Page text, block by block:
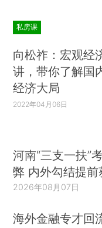
私房课
向松祚：宏观经
讲，带你了解国
经济大局
2022年04月06日
河南“三支一扶”
弊 内外勾结提前
2026年08月07日
海外金融专才回